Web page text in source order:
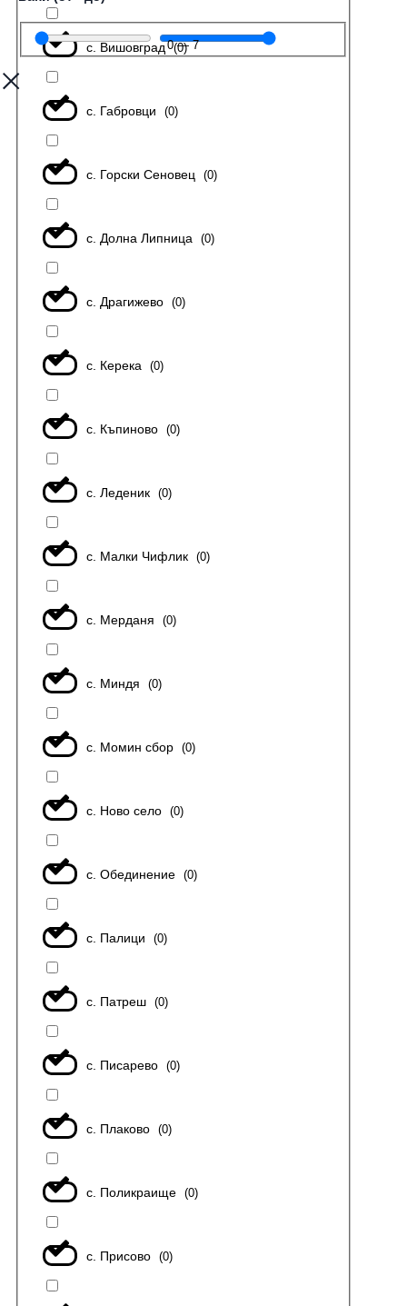
с. Вишовград (0)
с. Габровци (0)
с. Горски Сеновец (0)
с. Долна Липница (0)
с. Драгижево (0)
с. Керека (0)
с. Къпиново (0)
с. Леденик (0)
с. Малки Чифлик (0)
с. Мерданя (0)
с. Миндя (0)
с. Момин сбор (0)
с. Ново село (0)
с. Обединение (0)
с. Палици (0)
с. Патреш (0)
с. Писарево (0)
с. Плаково (0)
с. Поликраище (0)
с. Присово (0)
0—7